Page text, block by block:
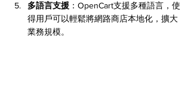
多語言支援 ：OpenCart支援多種語言，使
得用戶可以輕鬆將網路商店本地化，擴大
業務規模。